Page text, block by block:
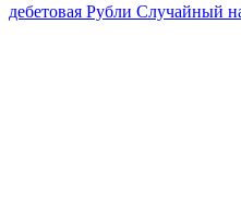
дебетовая Рубли Случайный